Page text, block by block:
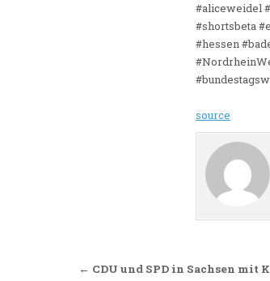
#aliceweidel
#shortsbeta
#hessen
source
← CDU und SPD in Sachsen